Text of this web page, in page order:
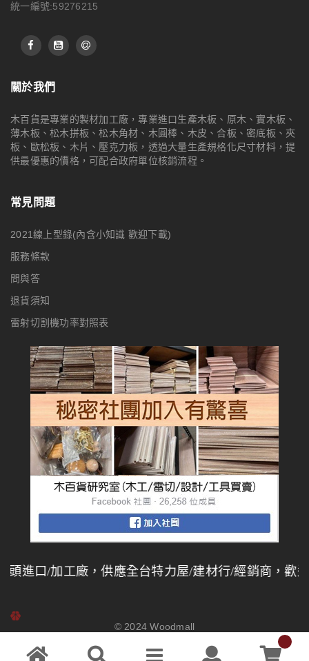
統一編號:59276215
關於我們
木百貨是專業的製材加工廠，專業進口生產木板、原木、實木板、
薄木板、松木拼板、松木角材、木圓棒、木皮、合板、密底板、夾
板、歐松板、木片、壓克力板，透過大量生產規格化尺寸材料，提
供最優惠的價格，可配合政府單位核銷流程。
常見問題
2021線上型錄(內含小知識 歡迎下載)
服務條款
問與答
退貨須知
雷射切割機功率對照表
口/加工廠，供應全台特力屋/建材行/經銷商，歡迎同
© 2024Woodmall